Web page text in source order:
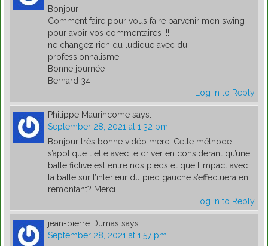
Bonjour
Comment faire pour vous faire parvenir mon swing
pour avoir vos commentaires !!!
ne changez rien du ludique avec du
professionnalisme
Bonne journée
Bernard 34
Log in to Reply
Philippe Maurincome says:
September 28, 2021 at 1:32 pm
Bonjour très bonne vidéo merci Cette méthode
s’applique t elle avec le driver en considérant qu’une
balle fictive est entre nos pieds et que l’impact avec
la balle sur l’interieur du pied gauche s’effectuera en
remontant? Merci
Log in to Reply
jean-pierre Dumas says:
September 28, 2021 at 1:57 pm